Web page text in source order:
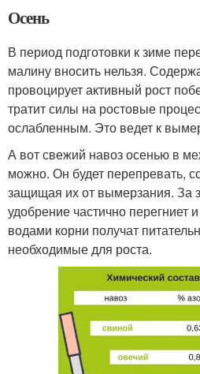
Осень
В период подготовки к зиме
малину вносить нельзя.
провоцирует активный рост
тратит силы на ростовые
ослабленным. Это ведет к
А вот свежий навоз осенью в
можно. Он будет перепревать,
защищая их от вымерзания. За
удобрение частично перегниет
водами корни получат
необходимые для роста.